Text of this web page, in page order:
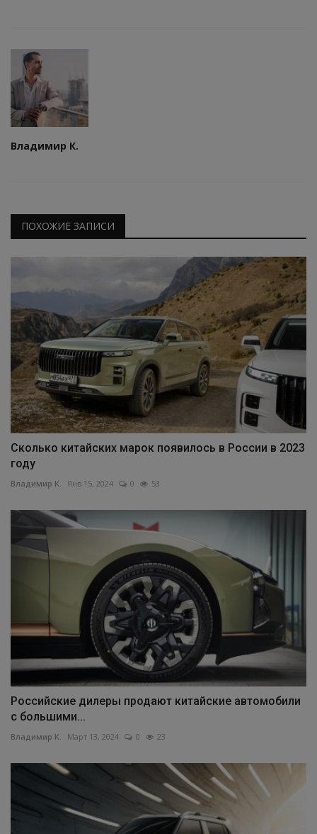
Владимир К.
ПОХОЖИЕ ЗАПИСИ
Сколько китайских марок появилось в России в 2023
году
Владимир К. Янв 15, 2024 0 53
Российские дилеры продают китайские автомобили
с большими...
Владимир К. Март 13, 2024 0 23